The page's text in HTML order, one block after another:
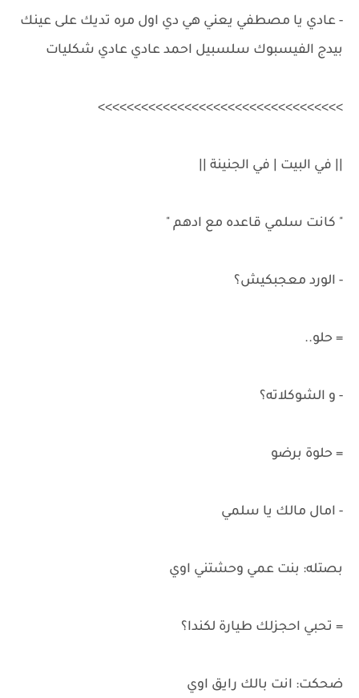
- عادي يا مصطفي يعني هي دي اول مره تديك على عينك
بيدج الفيسبوك سلسبيل احمد عادي عادي شكليات
>>>>>>>>>>>>>>>>>>>>>>>>>>>>>>>>>>
|| في البيت | في الجنينة ||
" كانت سلمي قاعده مع ادهم "
- الورد معجبكيش؟
= حلو..
- و الشوكلاته؟
= حلوة برضو
- امال مالك يا سلمي
بصتله: بنت عمي وحشتني اوي
= تحبي احجزلك طيارة لكندا؟
ضحكت: انت بالك رايق اوي